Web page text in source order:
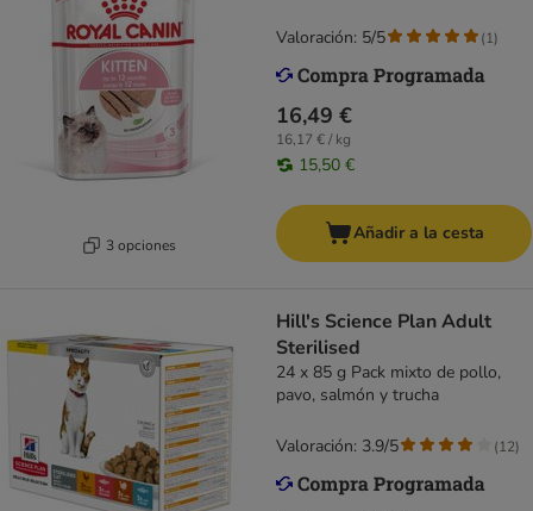
3 opciones
16,49 €
16,17 € / kg
15,50 €
Valoración: 5/5 (1)
Añadir a la cesta
Hill's Science Plan Adult
Sterilised
24 x 85 g Pack mixto de pollo,
pavo, salmón y trucha
Valoración: 3.9/5 (12)